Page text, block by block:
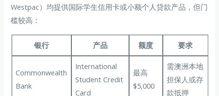
Westpac）均提供国际学生信用卡或小额个人贷款产品，但门
槛较高：
银行 产品 额度 要求
Commonwealth
Bank
International
Student Credit
Card
最高
$5,000
需澳洲本地
担保人或存
款抵押